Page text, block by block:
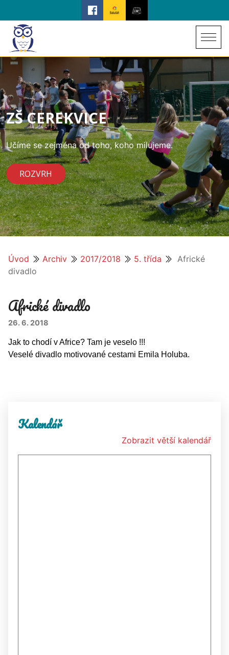
ZŠ CEREKVICE
Učíme se zejména od toho, koho milujeme.
ROZVRH
Úvod Archiv 2017/2018 5. třída
Africké
divadlo
Africké divadlo
26. 6. 2018
Jak to chodí v Africe? Tam je veselo !!!
Veselé divadlo motivované cestami Emila Holuba.
Kalendář
Zobrazit větší kalendář